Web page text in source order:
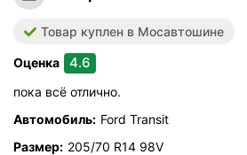
Бесшумность в движении
Стойкость к
Скоростные характеристики
Износоустойчивость
Качество изготовления
Товар куплен в Мосавтошине
Оценка 4.6
пока всё отлично.
Автомобиль: Ford Transit
Размер: 205/70 R14 98V